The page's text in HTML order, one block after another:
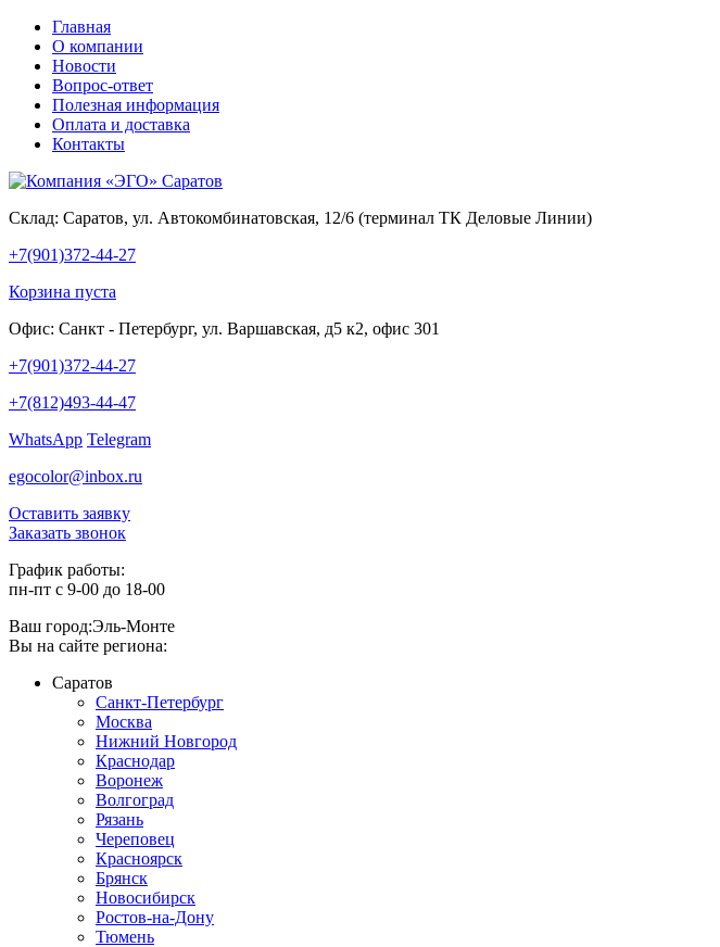
Главная
О компании
Новости
Вопрос-ответ
Полезная информация
Оплата и доставка
Контакты
Склад: Саратов, ул. Автокомбинатовская, 12/6 (терминал ТК Деловые Линии)
+7(901)372-44-27
Корзина пуста
Офис: Санкт - Петербург, ул. Варшавская, д5 к2, офис 301
+7(901)372-44-27
+7(812)493-44-47
WhatsApp Telegram
egocolor@inbox.ru
Оставить заявку
Заказать звонок
График работы:
пн-пт с 9-00 до 18-00
Ваш город:Эль-Монте
Вы на сайте региона:
Саратов
Санкт-Петербург
Москва
Нижний Новгород
Краснодар
Воронеж
Волгоград
Рязань
Череповец
Красноярск
Брянск
Новосибирск
Ростов-на-Дону
Тюмень